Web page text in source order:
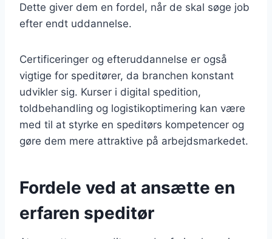
Dette giver dem en fordel, når de skal søge job
efter endt uddannelse.
Certificeringer og efteruddannelse er også
vigtige for speditører, da branchen konstant
udvikler sig. Kurser i digital spedition,
toldbehandling og logistikoptimering kan være
med til at styrke en speditørs kompetencer og
gøre dem mere attraktive på arbejdsmarkedet.
Fordele ved at ansætte en
erfaren speditør